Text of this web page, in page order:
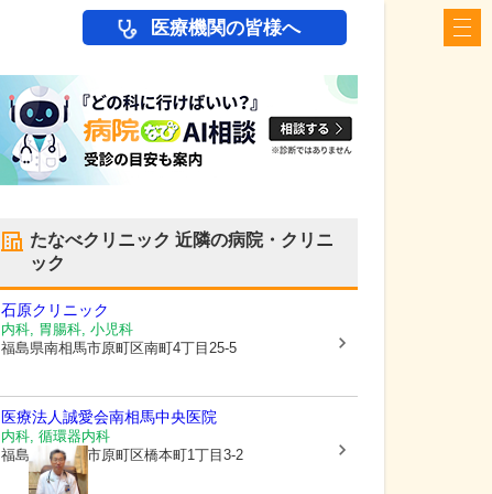
医療機関の皆様へ
たなべクリニック 近隣の病院・クリニ
ック
石原クリニック
内科, 胃腸科, 小児科
福島県南相馬市原町区南町4丁目25-5
医療法人誠愛会南相馬中央医院
内科, 循環器内科
福島県南相馬市原町区橋本町1丁目3-2